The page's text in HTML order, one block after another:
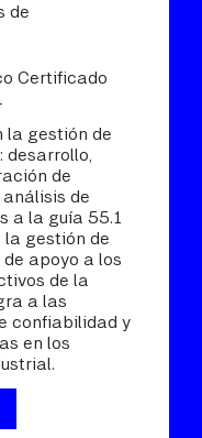
de
Certificado
la gestión de
desarrollo,
de
de
a la guía 55.1
gestión de
apoyo a los
de la
a las
confiabilidad y
en los